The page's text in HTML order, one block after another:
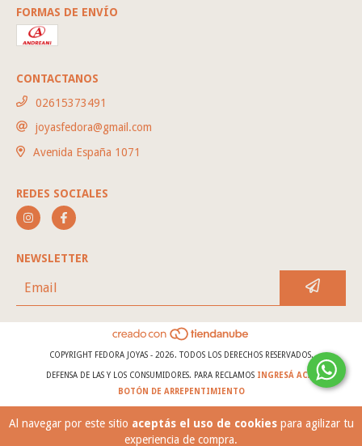
Al navegar por este sitio aceptás el uso de cookiespara agilizar tu
experiencia de compra.
FORMAS DE ENVÍO
CONTACTANOS
02615373491
joyasfedora@gmail.com
Avenida España 1071
REDES SOCIALES
NEWSLETTER
COPYRIGHT FEDORA JOYAS - 2026. TODOS LOS DERECHOS RESERVADOS.
DEFENSA DE LAS Y LOS CONSUMIDORES. PARA RECLAMOS INGRESÁ ACÁ.
BOTÓN DE ARREPENTIMIENTO